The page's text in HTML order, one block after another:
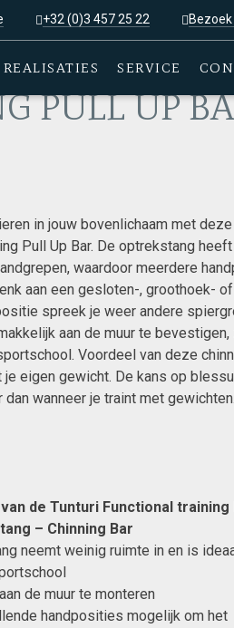
+32 (0)3 457 25 22
REALISATIES SERVICE
PULL UP
in jouw bovenlichaam met deze
Pull Up Bar. De optrekstang heeft
waardoor meerdere
aan een gesloten-, groothoek-
spreek je weer andere
aan de muur te
Voordeel van deze
je eigen gewicht. De kans op
wanneer je traint met gewichten.
de Tunturi Functional training
– Chinning Bar
neemt weinig ruimte in en is
de muur te monteren
handposities mogelijk om het